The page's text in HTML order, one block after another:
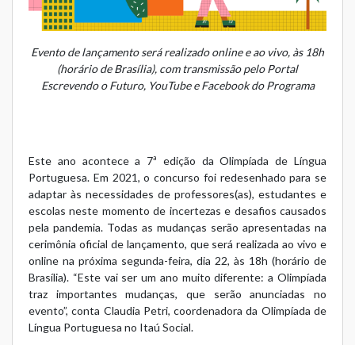
Evento de lançamento será realizado online e ao vivo, às 18h
(horário de Brasília), com transmissão pelo Portal
Escrevendo o Futuro, YouTubeeFacebookdo Programa
Este ano acontece a 7ª edição da Olimpíada de Língua
Portuguesa. Em 2021, o concurso foi redesenhado para se
adaptar às necessidades de professores(as), estudantes e
escolas neste momento de incertezas e desafios causados
pela pandemia. Todas as mudanças serão apresentadas na
cerimônia oficial de lançamento, que será realizada ao vivo e
online na próxima segunda-feira, dia 22, às 18h (horário de
Brasília). “Este vai ser um ano muito diferente: a Olimpíada
traz importantes mudanças, que serão anunciadas no
evento”, conta Claudia Petri, coordenadora da Olimpíada de
Língua Portuguesa no Itaú Social.